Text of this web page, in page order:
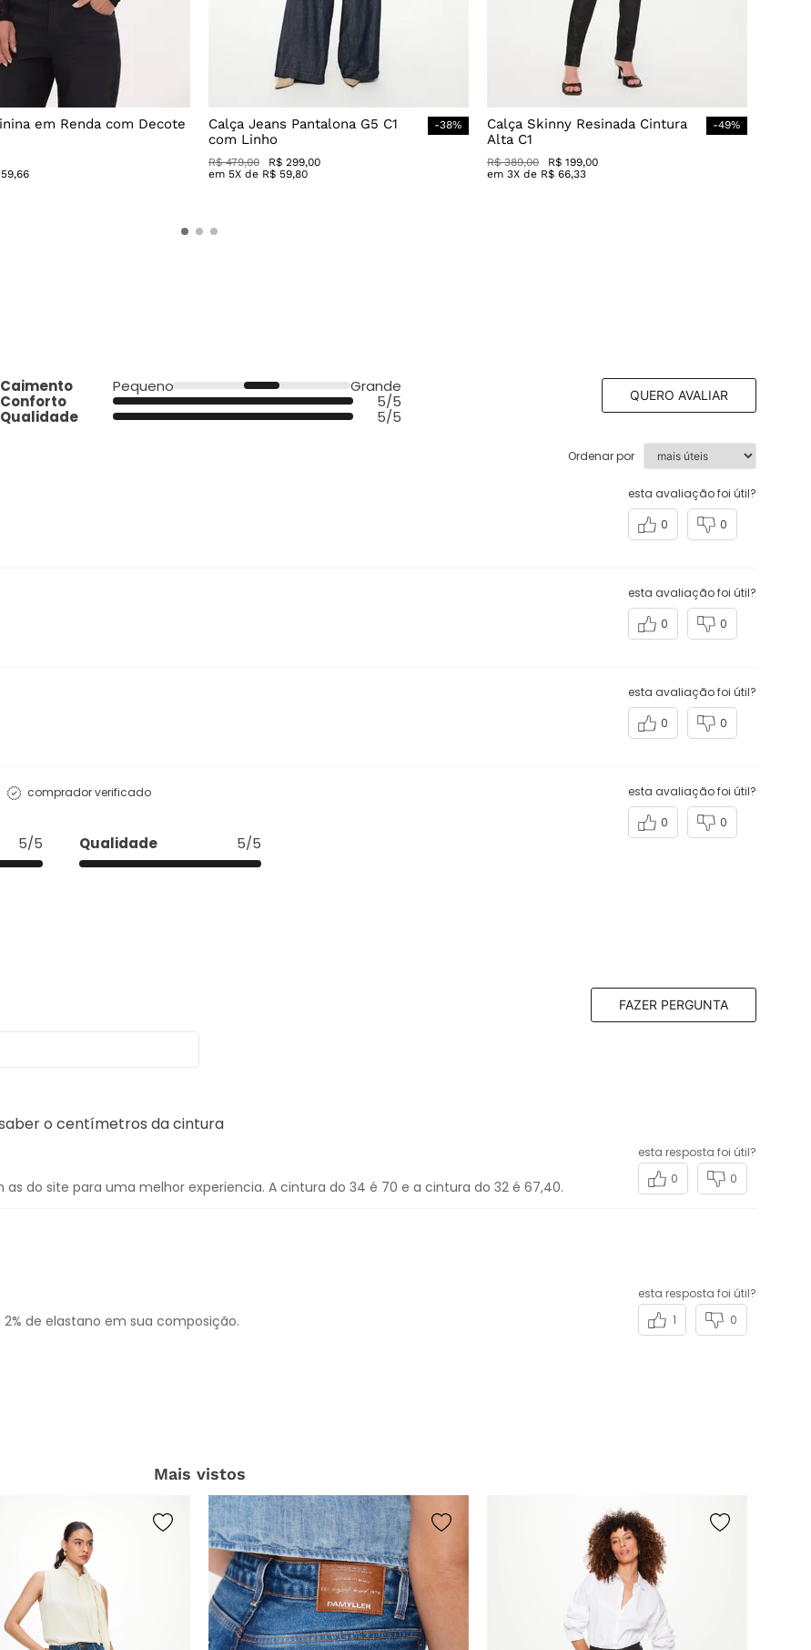
em Renda com Decote
59,66
Calça Jeans Pantalona G5 C1
com Linho
-38%
R$ 479,00 R$ 299,00
em 5X de R$ 59,80
Calça Skinny Resinada Cintura
Alta C1
-49%
R$ 389,00 R$ 199,00
em3X de R$ 66,33
Caimento Pequeno
Grande
Conforto
5/5
Qualidade
5/5
QUERO AVALIAR
Ordenar por
esta avaliação foi útil?
0
0
esta avaliação foi útil?
0
0
esta avaliação foi útil?
0
0
comprador verificado
5/5 Qualidade 5/5
esta avaliação foi útil?
0
0
FAZER PERGUNTA
saber o centímetros da cintura
do site para uma melhor experiencia. A cintura do 34 é 70 e a cintura do 32 é 67,40.
esta resposta foi útil?
0
0
de elastano em sua composição.
esta resposta foi útil?
1
0
Mais vistos